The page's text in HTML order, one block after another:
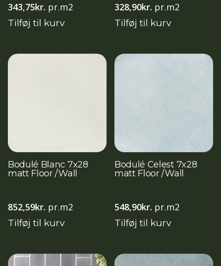
343,75kr. pr.m2
Tilføj til kurv
328,90kr. pr.m2
Tilføj til kurv
Bodulé Blanc 7x28
matt Floor /Wall
852,59kr. pr.m2
Tilføj til kurv
Bodulé Celest 7x28
matt Floor /Wall
548,90kr. pr.m2
Tilføj til kurv